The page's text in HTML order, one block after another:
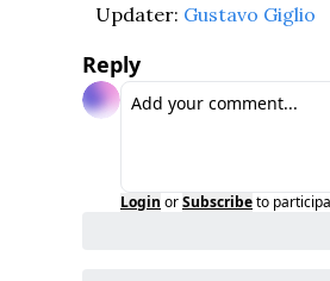
Updater: Gustavo Giglio
Reply
Login orSubscribeto